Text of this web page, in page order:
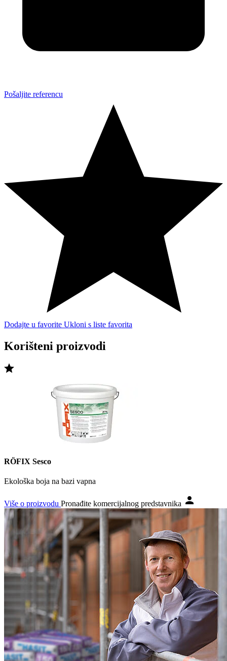
Pošaljite referencu
Dodajte u favorite Ukloni s liste favorita
Korišteni proizvodi
RÖFIX Sesco
Ekološka boja na bazi vapna
Više o proizvodu Pronađite komercijalnog predstavnika